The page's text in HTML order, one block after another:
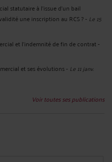
statutaire à l’issue d’un bail
une inscription au RCS ?- Le 15
et l'indemnité de fin de contrat-
et ses évolutions- Le 11 janv.
Voir toutes ses publications